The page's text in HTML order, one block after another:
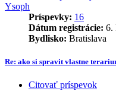
Ysoph
Príspevky: 16
Dátum registrácie: 6.
Bydlisko: Bratislava
Re: ako si spravit vlastne
Citovať príspevok